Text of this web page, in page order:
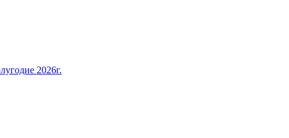
2026г.